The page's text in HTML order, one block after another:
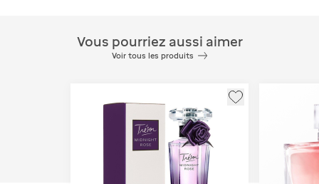
Vous pourriez aussi aimer
Voir tous les produits